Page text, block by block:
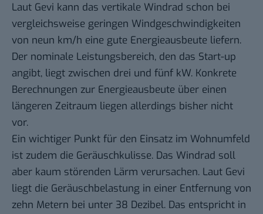
Laut Gevi kann das vertikale Windrad schon bei
vergleichsweise geringen Windgeschwindigkeiten
von neun km/h eine gute Energieausbeute liefern.
Der nominale Leistungsbereich, den das Start-up
angibt, liegt zwischen drei und fünf kW. Konkrete
Berechnungen zur Energieausbeute über einen
längeren Zeitraum liegen allerdings bisher nicht
vor.
Ein wichtiger Punkt für den Einsatz im Wohnumfeld
ist zudem die Geräuschkulisse. Das Windrad soll
aber kaum störenden Lärm verursachen. Laut Gevi
liegt die Geräuschbelastung in einer Entfernung von
zehn Metern bei unter 38 Dezibel. Das entspricht in